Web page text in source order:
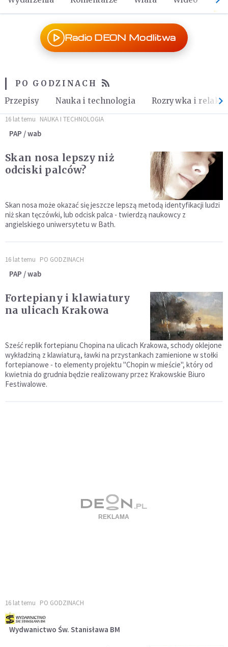
Radio DEON Modlitwa
PO GODZINACH
Przepisy
Nauka i technologia Rozrywka i relaks
16 lat temu NAUKA I TECHNOLOGIA
PAP / wab
Skan nosa lepszy niż
odciski palców?
Skan nosa może okazać się jeszcze lepszą metodą identyfikacji ludzi
niż skan tęczówki, lub odcisk palca - twierdzą naukowcy z
angielskiego uniwersytetu w Bath.
16 lat temu PO GODZINACH
PAP / wab
Fortepiany i klawiatury
na ulicach Krakowa
Sześć replik fortepianu Chopina na ulicach Krakowa, schody oklejone
wykładziną z klawiaturą, ławki na przystankach zamienione w stołki
fortepianowe - to elementy projektu "Chopin w mieście", który od
kwietnia do grudnia będzie realizowany przez Krakowskie Biuro
Festiwalowe.
16 lat temu PO GODZINACH
Wydwanictwo Św. Stanisława BM